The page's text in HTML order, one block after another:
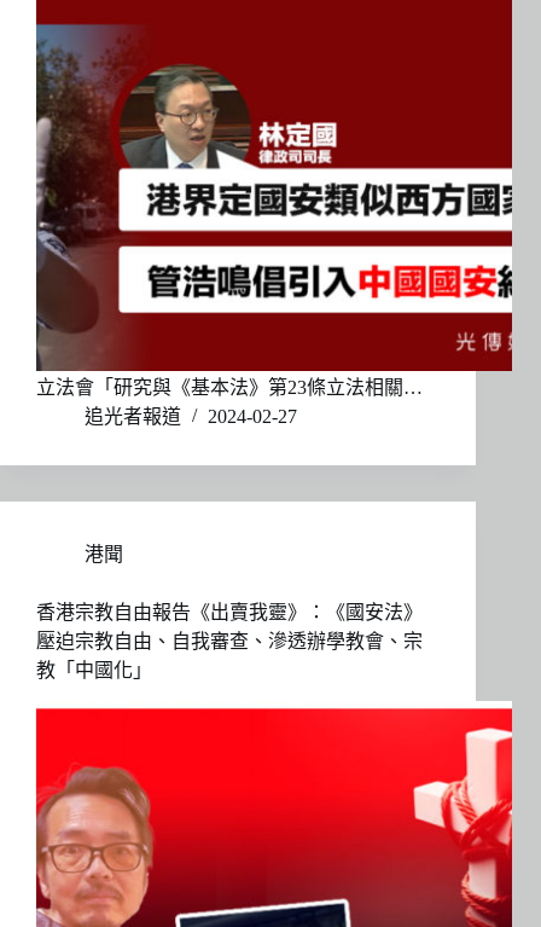
立法會「研究與《基本法》第23條立法相關…
追光者報道
2024-02-27
港聞
香港宗教自由報告《出賣我靈》：《國安法》
壓迫宗教自由、自我審查、滲透辦學教會、宗
教「中國化」